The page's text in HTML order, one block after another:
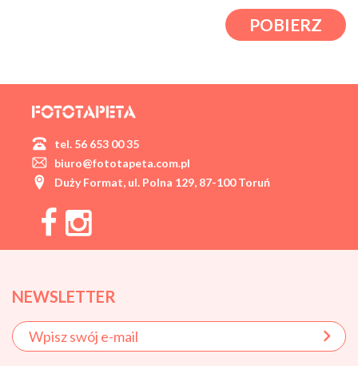
POBIERZ
tel. 56 653 00 35
biuro@fototapeta.com.pl
Duży Format, ul. Polna 129, 87-100 Toruń
NEWSLETTER